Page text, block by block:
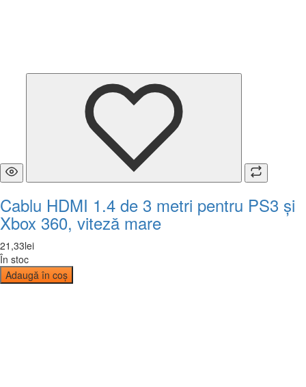
Cablu HDMI 1.4 de 3 metri pentru PS3 și
Xbox 360, viteză mare
21 ,33lei
În stoc
Adaugă în coș